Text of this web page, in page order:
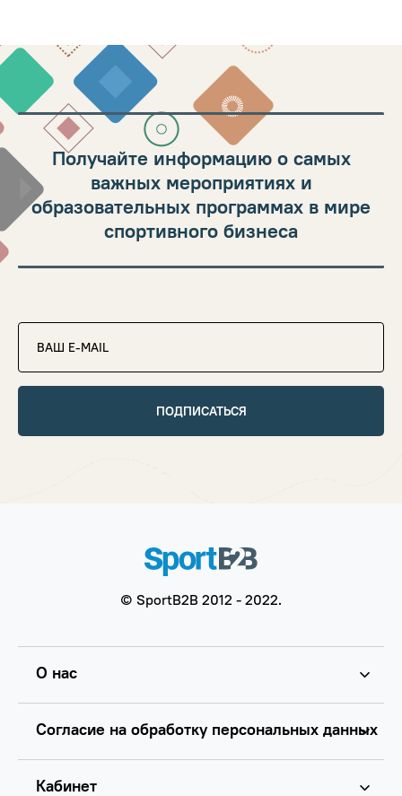
Получайте информацию о самых
важных мероприятиях и
образовательных программах в мире
спортивного бизнеса
ПОДПИСАТЬСЯ
© SportB2B 2012 - 2022.
О нас
Согласие на обработку персональных данных
Кабинет